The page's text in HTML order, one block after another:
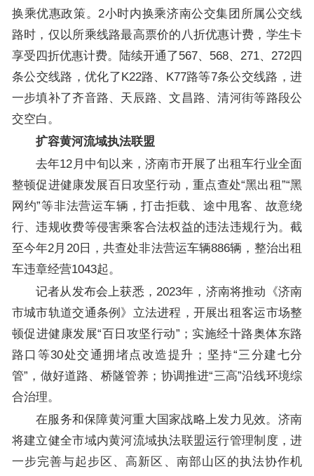
换乘优惠政策。2小时内换乘济南公交集团所属公交线
路时，仅以所乘线路最高票价的八折优惠计费，学生卡
享受四折优惠计费。陆续开通了567、568、271、272四
条公交线路，优化了K22路、K77路等7条公交线路，进
一步填补了齐音路、天辰路、文昌路、清河街等路段公
交空白。
扩容黄河流域执法联盟
去年12月中旬以来，济南市开展了出租车行业全面
整顿促进健康发展百日攻坚行动，重点查处“黑出租”“黑
网约”等非法营运车辆，打击拒载、途中甩客、故意绕
行、违规收费等侵害乘客合法权益的违法违规行为。截
至今年2月20日，共查处非法营运车辆886辆，整治出租
车违章经营1043起。
记者从发布会上获悉，2023年，济南将推动《济南
市城市轨道交通条例》立法进程，开展出租客运市场整
顿促进健康发展“百日攻坚行动”；实施经十路奥体东路
路口等30处交通拥堵点改造提升；坚持“三分建七分
管”，做好道路、桥隧管养；协调推进“三高”沿线环境综
合治理。
在服务和保障黄河重大国家战略上发力见效。济南
将建立健全市域内黄河流域执法联盟运行管理制度，进
一步完善与起步区、高新区、南部山区的执法协作机